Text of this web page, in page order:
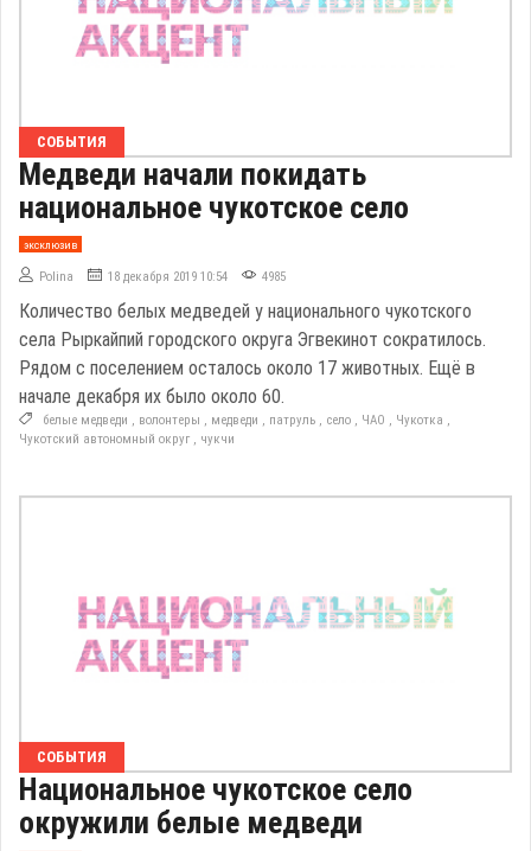
СОБЫТИЯ
Медведи начали покидать
национальное чукотское село
эксклюзив
Polina 18 декабря 2019 10:54 4985
Количество белых медведей у национального чукотского
села Рыркайпий городского округа Эгвекинот сократилось.
Рядом с поселением осталось около 17 животных. Ещё в
начале декабря их было около 60.
белые медведи , волонтеры , медведи , патруль , село , ЧАО , Чукотка ,
Чукотский автономный округ , чукчи
СОБЫТИЯ
Национальное чукотское село
окружили белые медведи